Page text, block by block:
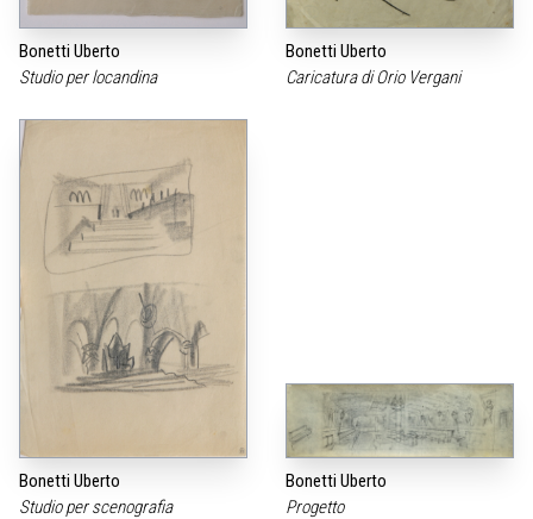
Bonetti Uberto
Studio per locandina
Bonetti Uberto
Caricatura di Orio Vergani
Bonetti Uberto
Studio per scenografia
Bonetti Uberto
Progetto